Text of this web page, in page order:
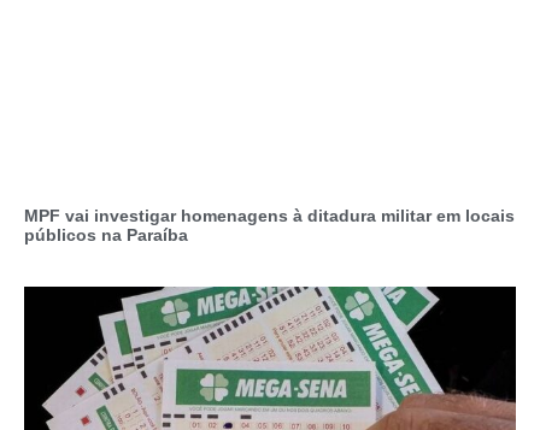
MPF vai investigar homenagens à ditadura militar em locais
públicos na Paraíba